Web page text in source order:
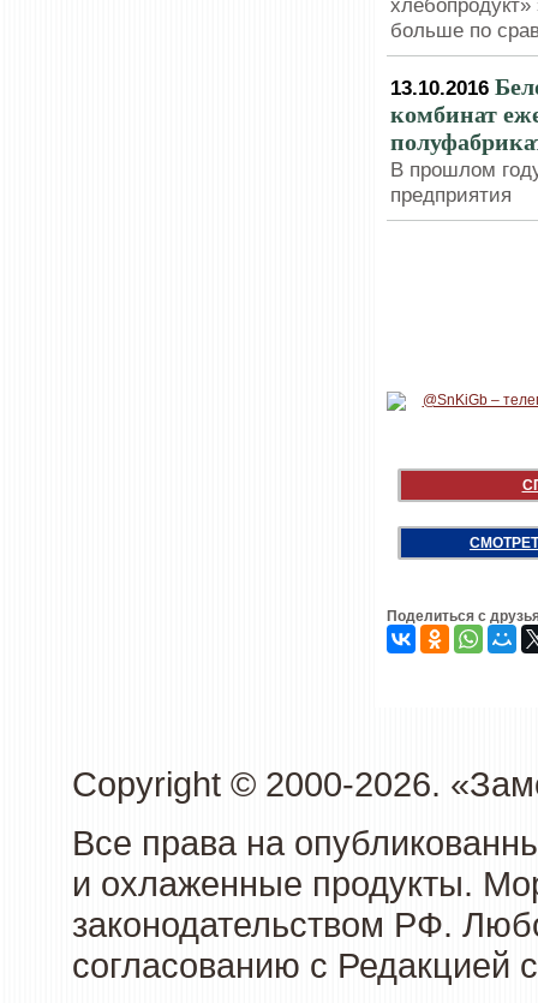
больше по
13.10.2016
комбинат
В прошлом
предприятия
Поделиться с
Copyright © 2000-2026.
Все права на
и охлаженные продукты.
законодательством РФ.
согласованию с Редакцией